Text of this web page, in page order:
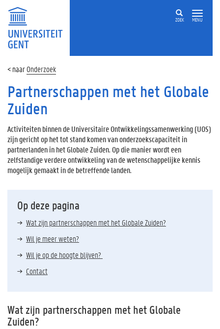
ZOEK MENU
Onderzoek
Partnerschappen met het Globale
Zuiden
Activiteiten binnen de Universitaire Ontwikkelingssamenwerking (UOS)
zijn gericht op het tot stand komen van onderzoekscapaciteit in
partnerlanden in het Globale Zuiden. Op die manier wordt een
zelfstandige verdere ontwikkeling van de wetenschappelijke kennis
mogelijk gemaakt in de betreffende landen.
Op deze pagina
Wat zijn partnerschappen met het Globale Zuiden?
Wil je meer weten?
Wil je op de hoogte blijven?
Contact
Wat zijn partnerschappen met het Globale
Zuiden?